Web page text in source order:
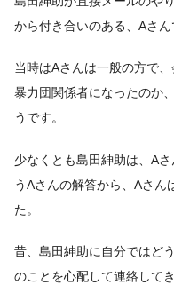
から付き合いのある、Aさん
当時はAさんは一般の方で
暴力団関係者になったのか
うです。
少なくとも島田紳助は、A
うAさんの解答から、Aさん
た。
昔、島田紳助に自分ではど
のことを心配して連絡して